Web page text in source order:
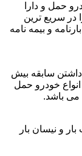
حمل و دارا
در سریع ترین
و بیمه نامه
داشتن سابقه بیش
انواع خودرو حمل
می باشد.
و نیسان بار